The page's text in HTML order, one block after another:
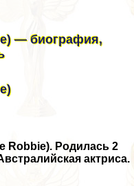
— биография,
Robbie). Родилась 2
актриса.